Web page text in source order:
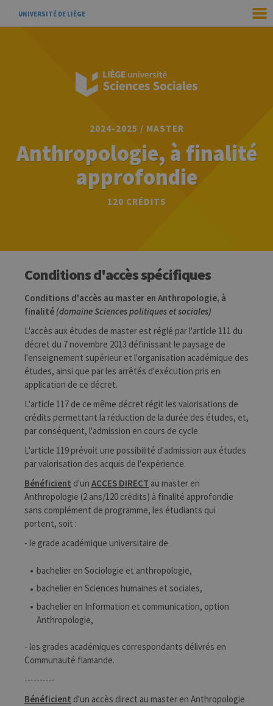
UNIVERSITÉ DE LIÈGE
2024-2025 / MASTER
Anthropologie, à finalité
approfondie
120 CRÉDITS
Conditions d'accès spécifiques
Conditions d'accès au master en Anthropologie, à
finalité (domaine Sciences politiques et sociales)
L'accès aux études de master est réglé par l'article 111 du
décret du 7 novembre 2013 définissant le paysage de
l'enseignement supérieur et l'organisation académique des
études, ainsi que par les arrêtés d'exécution pris en
application de ce décret.
L'article 117 de ce même décret régit les valorisations de
crédits permettant la réduction de la durée des études, et,
par conséquent, l'admission en cours de cycle.
L'article 119 prévoit une possibilité d'admission aux études
par valorisation des acquis de l'expérience.
Bénéficient d'un ACCES DIRECT au master en
Anthropologie (2 ans/120 crédits) à finalité approfondie
sans complément de programme, les étudiants qui
portent, soit :
- le grade académique universitaire de
bachelier en Sociologie et anthropologie,
bachelier en Sciences humaines et sociales,
bachelier en Information et communication, option
Anthropologie,
- les grades académiques correspondants délivrés en
Communauté flamande.
----------
Bénéficient d'un accès direct au master en Anthropologie